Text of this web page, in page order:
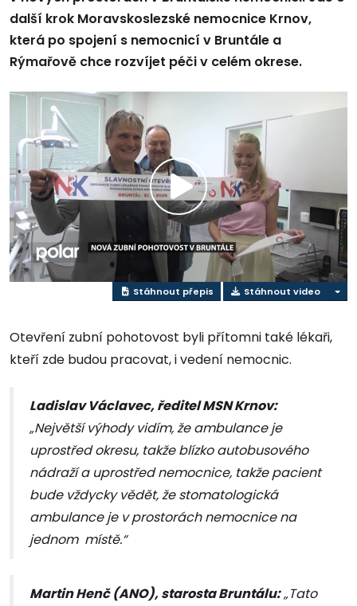
další krok Moravskoslezské nemocnice Krnov,
která po spojení s nemocnicí v Bruntále a
Rýmařově chce rozvíjet péči v celém okrese.
Přehrát
video
Stáhnout přepis Stáhnout video
Otevření zubní pohotovost byli přítomni také lékaři,
kteří zde budou pracovat, i vedení nemocnic.
Ladislav Václavec, ředitel MSN Krnov:
„Největší výhody vidím, že ambulance je
uprostřed okresu, takže blízko autobusového
nádraží a uprostřed nemocnice, takže pacient
bude vždycky vědět, že stomatologická
ambulance je v prostorách nemocnice na
jednom místě.“
Martin Henč (ANO), starosta Bruntálu:„Tato